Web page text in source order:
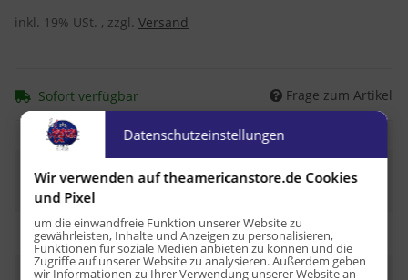
inkl. 19% USt. , zzgl. Versand
Sofort verfügbar Frage zum Artikel
x
Dieser Artikel hat Variationen. Wählen Sie bitte die
gewünschte Variation aus.
Beschreibung
Datenschutzeinstellungen
Wir verwenden auf theamericanstore.de Cookies
und Pixel
um die einwandfreie Funktion unserer Website zu
gewährleisten, Inhalte und Anzeigen zu personalisieren,
Funktionen für soziale Medien anbieten zu können und die
Zugriffe auf unserer Website zu analysieren. Außerdem geben
wir Informationen zu Ihrer Verwendung unserer Website an